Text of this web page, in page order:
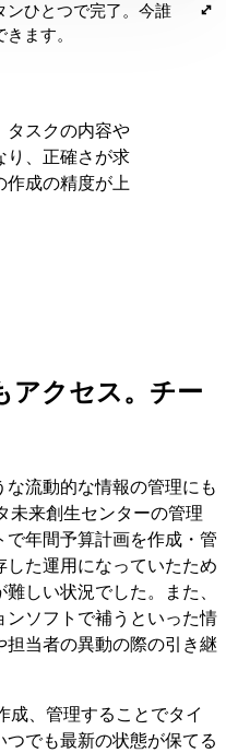
ンひとつで完了。今誰
ます。
タスクの内容や
り、正確さが求
作成の精度が上
アクセス。チー
流動的な情報の管理にも
未来創生センターの管理
年間予算計画を作成・管
た運用になっていたため
しい状況でした。また、
ソフトで補うといった情
当者の異動の際の引き継
、管理することでタイ
でも最新の状態が保てる